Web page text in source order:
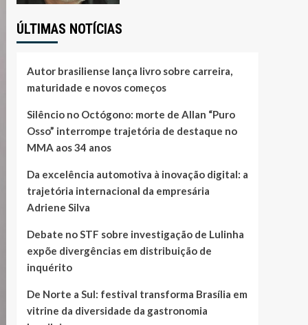
ÚLTIMAS NOTÍCIAS
Autor brasiliense lança livro sobre carreira,
maturidade e novos começos
Silêncio no Octógono: morte de Allan “Puro
Osso” interrompe trajetória de destaque no
MMA aos 34 anos
Da excelência automotiva à inovação digital: a
trajetória internacional da empresária
Adriene Silva
Debate no STF sobre investigação de Lulinha
expõe divergências em distribuição de
inquérito
De Norte a Sul: festival transforma Brasília em
vitrine da diversidade da gastronomia